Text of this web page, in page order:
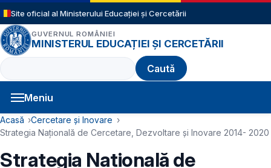
Sari la conținutul principal
Site oficial al Ministerului Educației și Cercetării
GUVERNUL ROMÂNIEI
MINISTERUL EDUCAȚIEI ȘI CERCETĂRII
Caută
Meniu
Navigație principală
Cale de navigare
Acasă
Cercetare și Inovare
Strategia Națională de Cercetare, Dezvoltare și Inovare 2014- 2020
Strategia Națională de